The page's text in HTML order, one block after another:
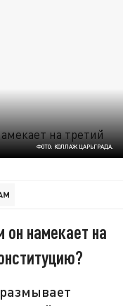
ФОТО: КОЛЛАЖ ЦАРЬГРАДА.
он намекает на